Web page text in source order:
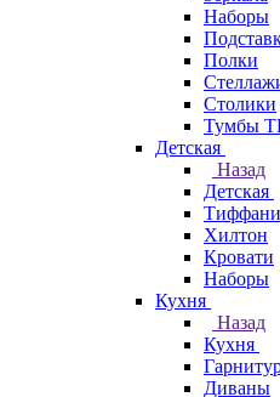
Наборы
Полки
Столики
Тумбы
Детская
Назад
Детская
Тиффани
Хилтон
Кровати
Наборы
Кухня
Назад
Кухня
Диваны